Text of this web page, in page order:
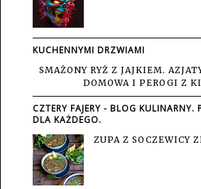
KUCHENNYMI DRZWIAMI
SMAŻONY RYŻ Z JAJKIEM.
DOMOWA I PEROGI Z
CZTERY FAJERY - BLOG KULINARNY.
DLA KAŻDEGO.
ZUPA Z SOCZEWICY